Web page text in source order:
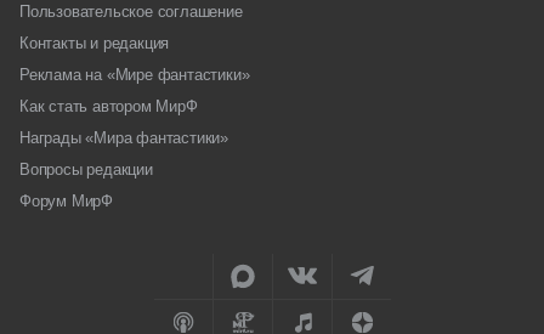
Пользовательское соглашение
Контакты и редакция
Реклама на «Мире фантастики»
Как стать автором МирФ
Награды «Мира фантастики»
Вопросы редакции
Форум МирФ